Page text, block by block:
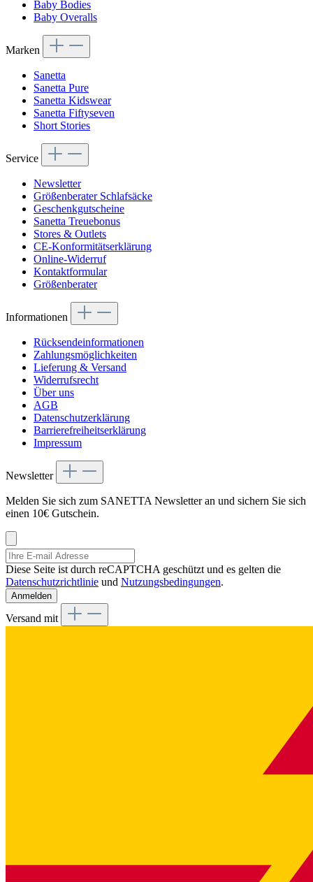
Baby Bodies
Baby Overalls
Marken
Sanetta
Sanetta Pure
Sanetta Kidswear
Sanetta Fiftyseven
Short Stories
Service
Newsletter
Größenberater Schlafsäcke
Geschenkgutscheine
Sanetta Treuebonus
Stores & Outlets
CE-Konformitätserklärung
Online-Widerruf
Kontaktformular
Größenberater
Informationen
Rücksendeinformationen
Zahlungsmöglichkeiten
Lieferung & Versand
Widerrufsrecht
Über uns
AGB
Datenschutzerklärung
Barrierefreiheitserklärung
Impressum
Newsletter
Melden Sie sich zum SANETTA Newsletter an und sichern Sie sich
einen 10€ Gutschein.
Diese Seite ist durch reCAPTCHA geschützt und es gelten die
Datenschutzrichtlinie und Nutzungsbedingungen.
Anmelden
Versand mit